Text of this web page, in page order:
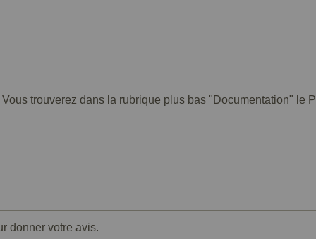
trouverez dans la rubrique plus bas "Documentation" le
donner votre avis.